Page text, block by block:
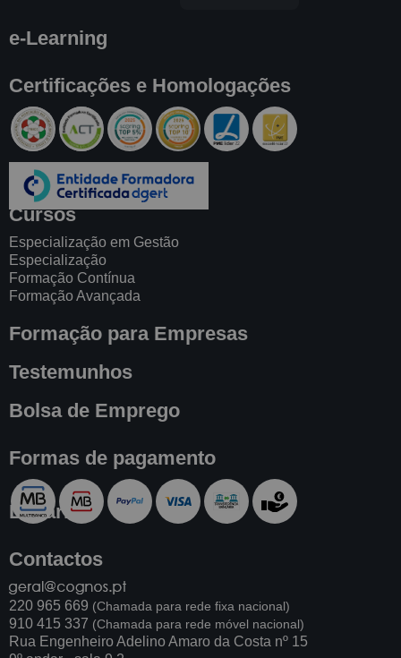
e-Learning
Certificações e Homologações
Cursos
Especialização em Gestão
Especialização
Formação Contínua
Formação Avançada
Formação para Empresas
Testemunhos
Bolsa de Emprego
Formas de pagamento
Livraria
Contactos
220 965 669 (Chamada para rede fixa nacional)
910 415 337 (Chamada para rede móvel nacional)
Rua Engenheiro Adelino Amaro da Costa nº 15